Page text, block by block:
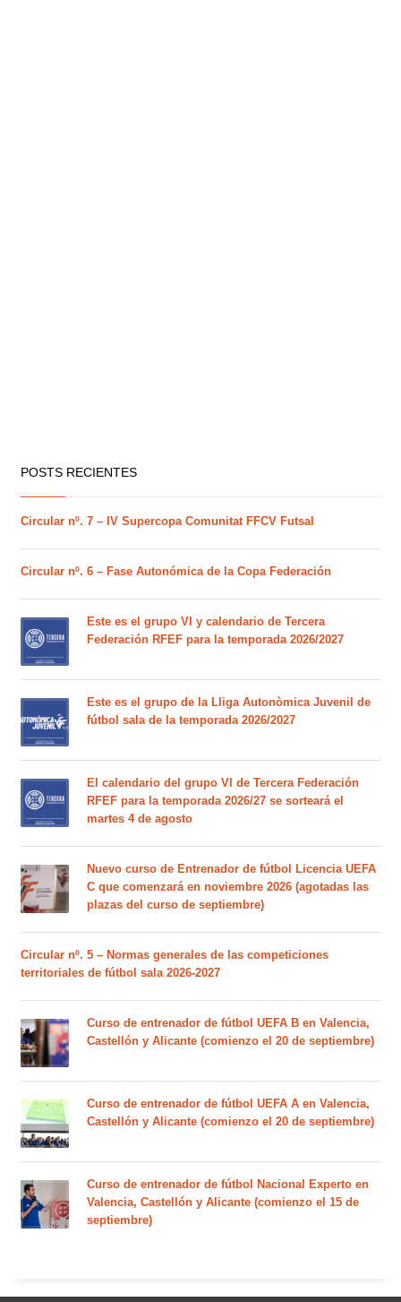
POSTS RECIENTES
Circular nº. 7 – IV Supercopa Comunitat FFCV Futsal
Circular nº. 6 – Fase Autonómica de la Copa Federación
Este es el grupo VI y calendario de Tercera
Federación RFEF para la temporada 2026/2027
Este es el grupo de la Lliga Autonòmica Juvenil de
fútbol sala de la temporada 2026/2027
El calendario del grupo VI de Tercera Federación
RFEF para la temporada 2026/27 se sorteará el
martes 4 de agosto
Nuevo curso de Entrenador de fútbol Licencia UEFA
C que comenzará en noviembre 2026 (agotadas las
plazas del curso de septiembre)
Circular nº. 5 – Normas generales de las competiciones
territoriales de fútbol sala 2026-2027
Curso de entrenador de fútbol UEFA B en Valencia,
Castellón y Alicante (comienzo el 20 de septiembre)
Curso de entrenador de fútbol UEFA A en Valencia,
Castellón y Alicante (comienzo el 20 de septiembre)
Curso de entrenador de fútbol Nacional Experto en
Valencia, Castellón y Alicante (comienzo el 15 de
septiembre)